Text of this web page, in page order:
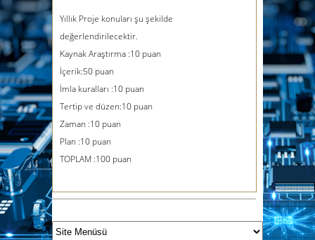
Yıllık Proje konuları şu şekilde
değerlendirilecektir.
Kaynak Araştırma :10 puan
İçerik:50 puan
İmla kuralları :10 puan
Tertip ve düzen:10 puan
Zaman :10 puan
Plan :10 puan
TOPLAM :100 puan